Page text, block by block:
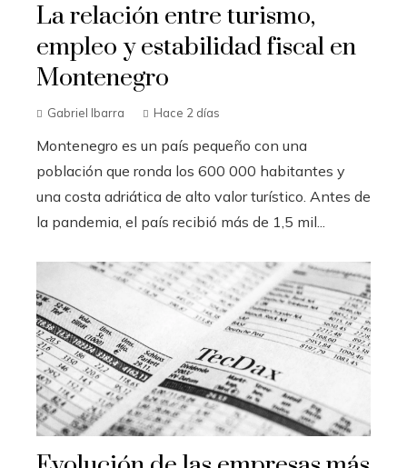
La relación entre turismo,
empleo y estabilidad fiscal en
Montenegro
Gabriel Ibarra Hace 2 días
Montenegro es un país pequeño con una
población que ronda los 600 000 habitantes y
una costa adriática de alto valor turístico. Antes de
la pandemia, el país recibió más de 1,5 mil...